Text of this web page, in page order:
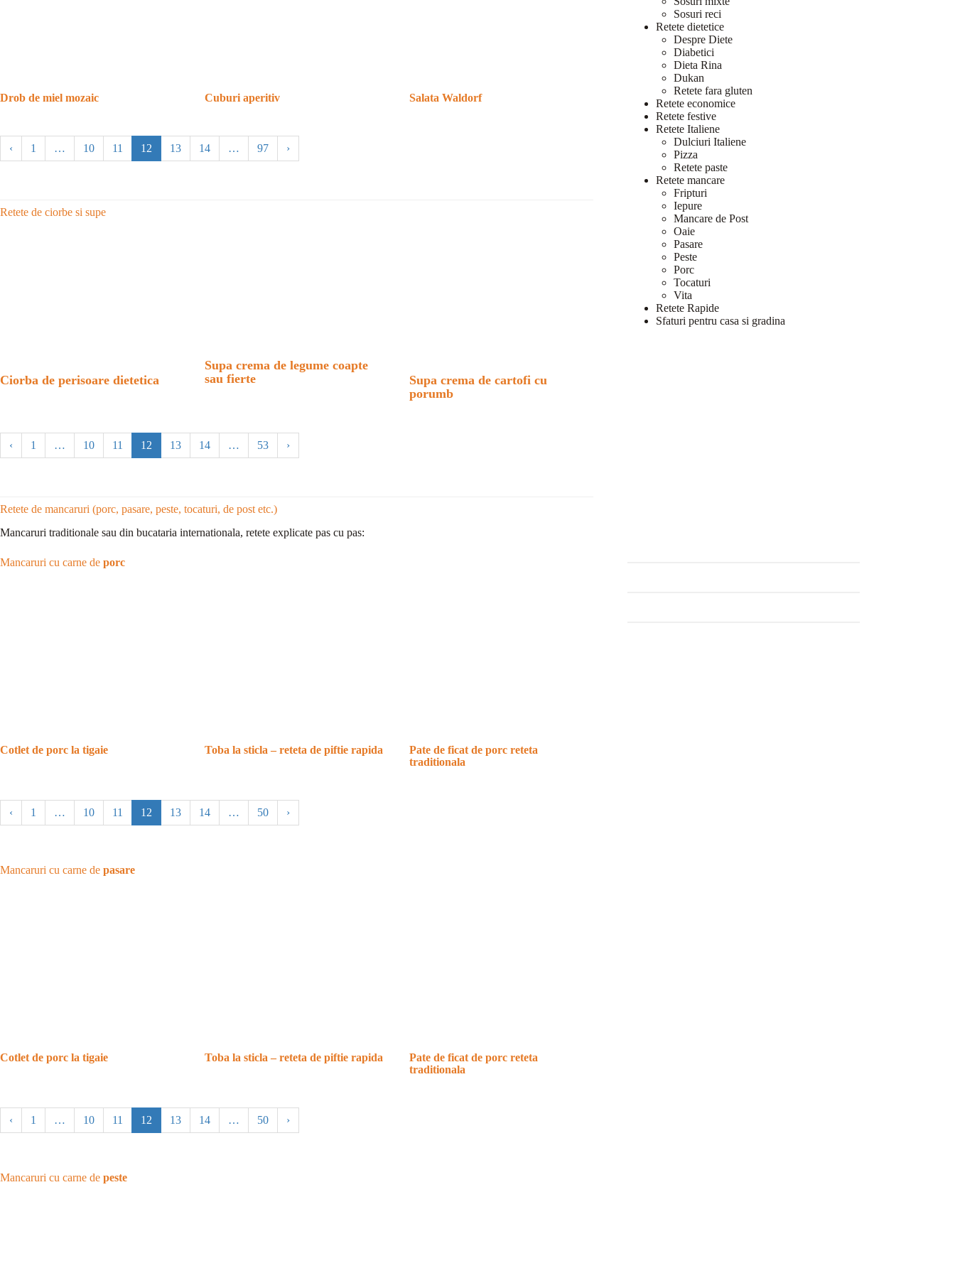
Drob de miel mozaic Cuburi aperitiv Salata Waldorf
‹ 1 … 10 11 12 13 14 … 97 ›
Retete de ciorbe si supe
Ciorba de perisoare dietetica
Supa crema de legume coapte
sau fierte
Supa crema de cartofi cu
porumb
‹ 1 … 10 11 12 13 14 … 53 ›
Retete de mancaruri (porc, pasare, peste, tocaturi, de post etc.)
Mancaruri traditionale sau din bucataria internationala, retete explicate pas cu pas:
Mancaruri cu carne de porc
Cotlet de porc la tigaie Toba la sticla – reteta de piftie rapida
Pate de ficat de porc reteta
traditionala
‹ 1 … 10 11 12 13 14 … 50 ›
Mancaruri cu carne de pasare
Cotlet de porc la tigaie Toba la sticla – reteta de piftie rapida
Pate de ficat de porc reteta
traditionala
‹ 1 … 10 11 12 13 14 … 50 ›
Mancaruri cu carne de peste
Sosuri reci
Retete dietetice
Despre Diete
Diabetici
Dieta Rina
Dukan
Retete fara gluten
Retete economice
Retete festive
Retete Italiene
Dulciuri Italiene
Pizza
Retete paste
Retete mancare
Fripturi
Iepure
Mancare de Post
Oaie
Pasare
Peste
Porc
Tocaturi
Vita
Retete Rapide
Sfaturi pentru casa si gradina